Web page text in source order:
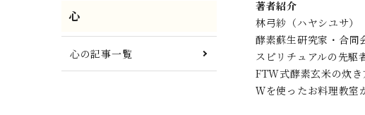
著者紹介
林弓紗（ハヤシユサ）
酵素蘇生研究家・合同
スピリチュアルの先駆
FTW式酵素玄米の炊
Ｗを使ったお料理教室
心
心の記事一覧